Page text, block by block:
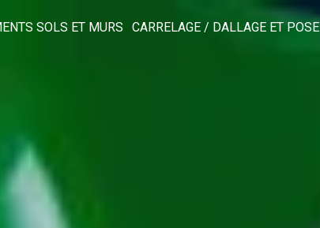
SOLS ET MURS CARRELAGE / DALLAGE ET POSE